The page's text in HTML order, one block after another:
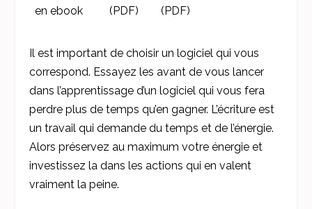
en ebook
(PDF)
(PDF)
Il est important de choisir un logiciel qui vous
correspond. Essayez les avant de vous lancer
dans l’apprentissage d’un logiciel qui vous fera
perdre plus de temps qu’en gagner. L’écriture est
un travail qui demande du temps et de l’énergie.
Alors préservez au maximum votre énergie et
investissez la dans les actions qui en valent
vraiment la peine.